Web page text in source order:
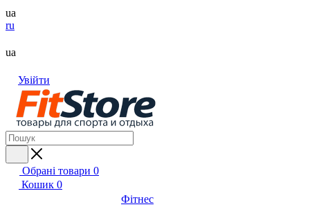
ua
ru
ua
Увійти
Обрані товари 0
Кошик 0
Фітнес